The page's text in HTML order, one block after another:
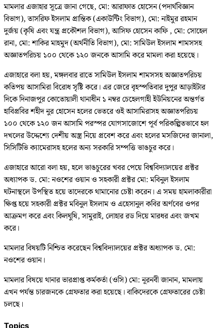
মামলার এজাহার সূত্রে জানা গেছে, মো: আরাফাত হোসেন (পদার্থবিজ্ঞান
বিভাগ), তাসরিফ ইসলাম প্রান্তিক (একাউন্টিং বিভাগ), মো: নাইমুর রহমান
দুর্জয় (কৃষি এবং যন্ত্র প্রকৌশল বিভাগ), আসিফ হোসেন কাফি , মো: সোহেল
রানা, মো: শাকির মাহমুদ (অর্থনীতি বিভাগ), মো: সামিউল ইসলাম শামসসহ
অজ্ঞাতপরিচয় ১০০ থেকে ১২০ জনকে আসামি করে মামলা করা হয়েছে।
এজাহারে বলা হয়, মঙ্গলবার রাতে সামিউল ইসলাম শামসসহ অজ্ঞাতপরিচয়
কতিপয় আসামিরা বিরোধ সৃষ্টি করে। এর জেরে বৃহস্পতিবার দুপুর আড়াইটার
দিকে দিনাজপুর কোতোয়ালী থানাধীন ১ নম্বর চেহেলগাহী ইউনিয়নের অন্তর্গত
হাবিপ্রবির শহীদ নুর হোসেন হলের ভেতরে ওই আসামিরাসহ অজ্ঞাতপরিচয়
১০০ থেকে ১২০ জন আসামি পরস্পর যোগসাজোশে পূর্ব পরিকল্পিতভাবে হল
দখলের উদ্দেশ্যে দেশীয় অস্ত্র নিয়ে প্রবেশ করে এবং হলের মসজিদের জানালা,
সিসিটিভি ক্যামেরাসহ হলের অন্য সরকারি সম্পত্তি ভাঙচুর করে।
এজাহারে আরো বলা হয়, হলে ভাঙচুরের খবর পেয়ে বিশ্ববিদ্যালয়ের প্রক্টর
অধ্যাপক ড. মো: নওশের ওয়ান ও সহকারী প্রক্টর মো: মবিনুল ইসলাম
ঘটনাস্থলে উপস্থিত হয়ে তাদেরকে থামানোর চেষ্টা করেন। এ সময় হামলাকারীরা
ক্ষিপ্ত হয়ে সহকারী প্রক্টর মবিনুল ইসলাম ও এহেসানুল কবির অর্ণবের ওপর
আক্রমণ করে এবং কিলঘুষি, সামুরাই, লোহার রড দিয়ে মারধর এবং জখম
করে।
মামলার বিষয়টি নিশ্চিত করেছেন বিশ্ববিদ্যালয়ের প্রক্টর অধ্যাপক ড. মো:
নওশের ওয়ান।
মামলার বিষয়ে থানার ভারপ্রাপ্ত কর্মকর্তা (ওসি) মো: নূরনবী জানান, মামলায়
এখন পর্যন্ত চারজনকে গ্রেফতার করা হয়েছে। বাকিদেরকে গ্রেফতারের চেষ্টা
চলছে।
Topics